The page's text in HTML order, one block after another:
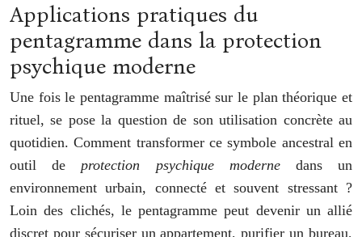
Applications pratiques du
pentagramme dans la protection
psychique moderne
Une fois le pentagramme maîtrisé sur le plan théorique et
rituel, se pose la question de son utilisation concrète au
quotidien. Comment transformer ce symbole ancestral en
outil de protection psychique modernedans un
environnement urbain, connecté et souvent stressant ?
Loin des clichés, le pentagramme peut devenir un allié
discret pour sécuriser un appartement, purifier un bureau,